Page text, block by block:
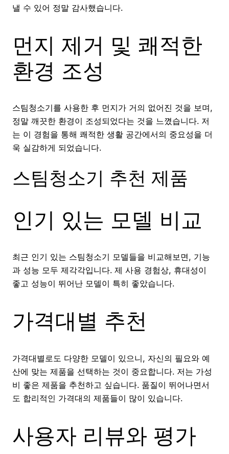
낼 수 있어 정말 감사했습니다.
먼지 제거 및 쾌적한
환경 조성
스팀청소기를 사용한 후 먼지가 거의 없어진 것을 보며,
정말 깨끗한 환경이 조성되었다는 것을 느꼈습니다. 저
는 이 경험을 통해 쾌적한 생활 공간에서의 중요성을 더
욱 실감하게 되었습니다.
스팀청소기 추천 제품
인기 있는 모델 비교
최근 인기 있는 스팀청소기 모델들을 비교해보면, 기능
과 성능 모두 제각각입니다. 제 사용 경험상, 휴대성이
좋고 성능이 뛰어난 모델이 특히 좋았습니다.
가격대별 추천
가격대별로도 다양한 모델이 있으니, 자신의 필요와 예
산에 맞는 제품을 선택하는 것이 중요합니다. 저는 가성
비 좋은 제품을 추천하고 싶습니다. 품질이 뛰어나면서
도 합리적인 가격대의 제품들이 많이 있습니다.
사용자 리뷰와 평가